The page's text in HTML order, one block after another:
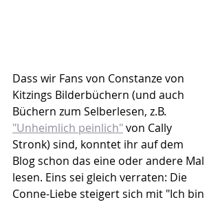
Dass wir Fans von Constanze von
Kitzings Bilderbüchern (und auch
Büchern zum Selberlesen, z.B.
"Unheimlich peinlich" von Cally
Stronk) sind, konntet ihr auf dem
Blog schon das eine oder andere Mal
lesen. Eins sei gleich verraten: Die
Conne-Liebe steigert sich mit "Ich bin